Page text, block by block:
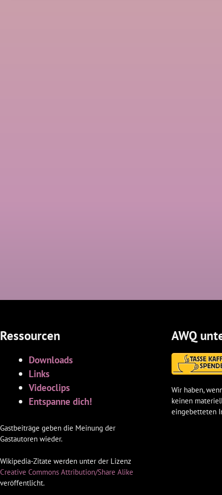
Ressourcen
Downloads
Links
Videoclips
Entspanne dich!
Gastbeiträge geben die Meinung der
Gastautoren wieder.
Wikipedia-Zitate werden unter der Lizenz
Creative Commons Attribution/Share Alike
veröffentlicht.
AWQ
Wir haben,
keinen
eingebetteten